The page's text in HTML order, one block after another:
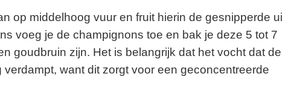
op middelhoog vuur en fruit hierin de gesnipperde ui
voeg je de champignons toe en bak je deze 5 tot 7
goudbruin zijn. Het is belangrijk dat het vocht dat de
want dit zorgt voor een geconcentreerde